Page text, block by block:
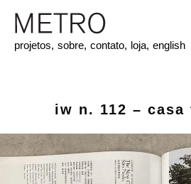
projetos, sobre, contato, loja, english
iw n. 112 –